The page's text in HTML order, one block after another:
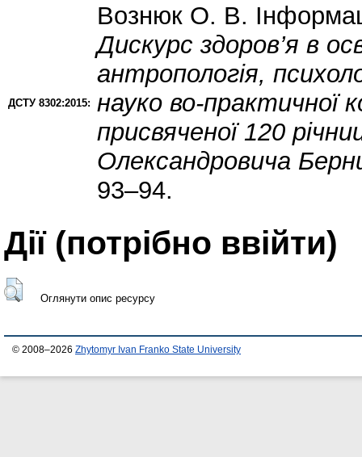
ДСТУ 8302:2015:
Вознюк О. В.
Дискурс здоров’я в
антропологія,
науко во-практичної
присвяченої 120
Олександровича
93–94.
Дії ​​(потрібно ввійти)
Оглянути опис ресурсу
© 2008–2026 Zhytomyr Ivan Franko State University